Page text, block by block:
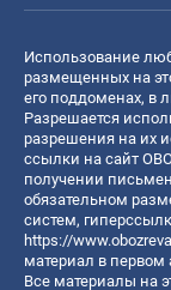
Использование
размещенных на
его поддоменах, в
Разрешается
разрешения на их
ссылки на сайт
получении
обязательном
систем,
https://
материал в первом
Все материалы на